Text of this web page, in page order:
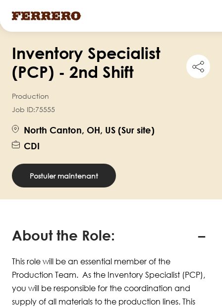
main
content
Inventory Specialist
(PCP) - 2nd Shift
this
Production
Job ID:75555
North Canton, OH, US (Sur site)
CDI
Postuler maintenant
About the Role:
This role will be an essential member of the
Production Team. As the Inventory Specialist (PCP),
you will be responsible for the coordination and
supply of all materials to the production lines. This